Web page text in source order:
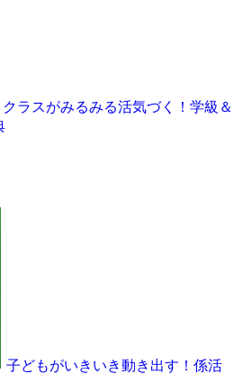
クラスがみるみる活気づく！学級＆
子どもがいきいき動き出す！係活